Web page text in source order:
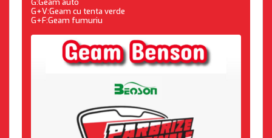
G:Geam auto
G+V:Geam cu tenta verde
G+F:Geam fumuriu